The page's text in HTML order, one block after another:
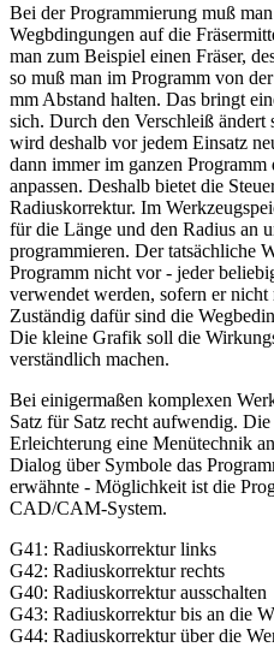
Bei der Programmierung muß
Wegbdingungen auf die
man zum Beispiel einen Fräser,
so muß man im Programm von
mm Abstand halten. Das bringt
sich. Durch den Verschleiß ändert
wird deshalb vor jedem Einsatz
dann immer im ganzen
anpassen. Deshalb bietet die
Radiuskorrektur. Im
für die Länge und den Radius an
programmieren. Der tatsächliche
Programm nicht vor - jeder
verwendet werden, sofern er
Zuständig dafür sind die
Die kleine Grafik soll die
verständlich machen.
Bei einigermaßen komplexen
Satz für Satz recht aufwendig.
Erleichterung eine Menütechnik
Dialog über Symbole das
erwähnte - Möglichkeit ist die
CAD/CAM-System.
G41: Radiuskorrektur links
G42: Radiuskorrektur rechts
G40: Radiuskorrektur ausschalten
G43: Radiuskorrektur bis an die
G44: Radiuskorrektur über die